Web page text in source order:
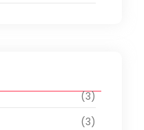
(3)
(3)